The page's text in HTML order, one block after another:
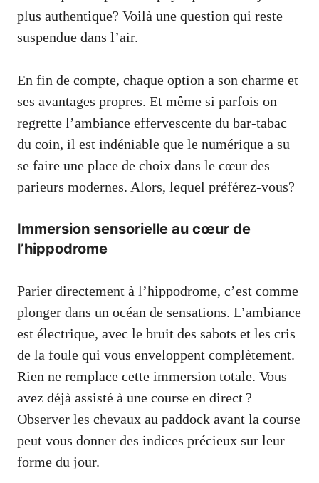
plus authentique? Voilà une question qui reste
suspendue dans l’air.
En fin de compte, chaque option a son charme et
ses avantages propres. Et même si parfois on
regrette l’ambiance effervescente du bar-tabac
du coin, il est indéniable que le numérique a su
se faire une place de choix dans le cœur des
parieurs modernes. Alors, lequel préférez-vous?
Immersion sensorielle au cœur de
l’hippodrome
Parier directement à l’hippodrome, c’est comme
plonger dans un océan de sensations. L’ambiance
est électrique, avec le bruit des sabots et les cris
de la foule qui vous enveloppent complètement.
Rien ne remplace cette immersion totale. Vous
avez déjà assisté à une course en direct ?
Observer les chevaux au paddock avant la course
peut vous donner des indices précieux sur leur
forme du jour.